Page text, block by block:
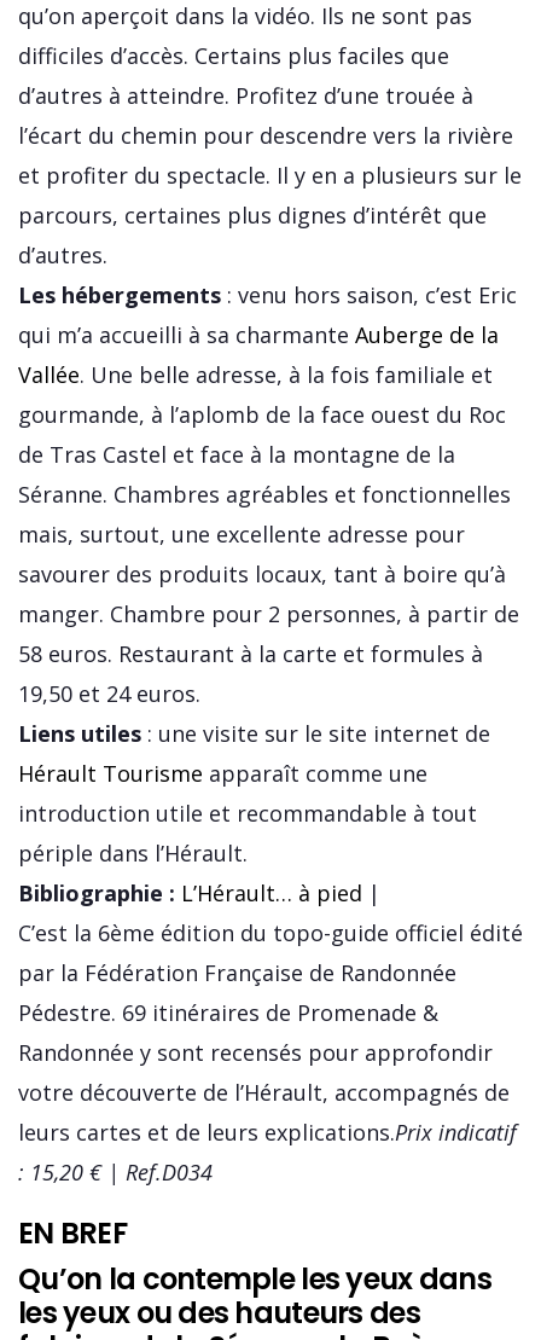
qu’on aperçoit dans la vidéo. Ils ne sont pas
difficiles d’accès. Certains plus faciles que
d’autres à atteindre. Profitez d’une trouée à
l’écart du chemin pour descendre vers la rivière
et profiter du spectacle. Il y en a plusieurs sur le
parcours, certaines plus dignes d’intérêt que
d’autres.
Les hébergements : venu hors saison, c’est Eric
qui m’a accueilli à sa charmante Auberge de la
Vallée. Une belle adresse, à la fois familiale et
gourmande, à l’aplomb de la face ouest du Roc
de Tras Castel et face à la montagne de la
Séranne. Chambres agréables et fonctionnelles
mais, surtout, une excellente adresse pour
savourer des produits locaux, tant à boire qu’à
manger. Chambre pour 2 personnes, à partir de
58 euros. Restaurant à la carte et formules à
19,50 et 24 euros.
Liens utiles : une visite sur le site internet de
Hérault Tourisme apparaît comme une
introduction utile et recommandable à tout
périple dans l’Hérault.
Bibliographie : L’Hérault… à pied |
C’est la 6ème édition du topo-guide officiel édité
par la Fédération Française de Randonnée
Pédestre. 69 itinéraires de Promenade &
Randonnée y sont recensés pour approfondir
votre découverte de l’Hérault, accompagnés de
leurs cartes et de leurs explications.Prix indicatif
: 15,20 € | Ref.D034
EN BREF
Qu’on la contemple les yeux dans
les yeux ou des hauteurs des